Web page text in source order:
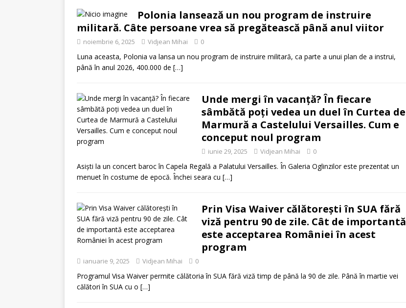
Polonia lansează un nou program de instruire
militară. Câte persoane vrea să pregătească până anul viitor
noiembrie 6, 2025 Vidjean Mihai 0
Luna aceasta, Polonia va lansa un nou program de instruire militară, ca parte a unui plan de a instrui,
până în anul 2026, 400.000 de […]
Unde mergi în vacanță? În fiecare
sâmbătă poți vedea un duel în Curtea de
Marmură a Castelului Versailles. Cum e
conceput noul program
iunie 29, 2025 Vidjean Mihai 0
Asiști la un concert baroc în Capela Regală a Palatului Versailles. În Galeria Oglinzilor este prezentat un
menuet în costume de epocă. Închei seara cu […]
Prin Visa Waiver călătorești în SUA fără
viză pentru 90 de zile. Cât de importantă
este acceptarea României în acest
program
ianuarie 9, 2025 Vidjean Mihai 0
Programul Visa Waiver permite călătoria în SUA fără viză timp de până la 90 de zile. Până în martie vei
călători în SUA cu o […]